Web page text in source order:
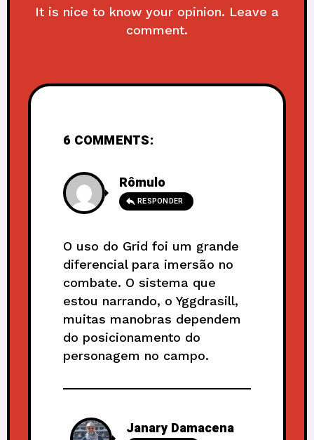
It is nice to know your opinion. Leave a
comment.
6 COMMENTS:
Rômulo
RESPONDER
O uso do Grid foi um grande
diferencial para imersão no
combate. O sistema que
estou narrando, o Yggdrasill,
muitas manobras dependem
do posicionamento do
personagem no campo.
Janary Damacena